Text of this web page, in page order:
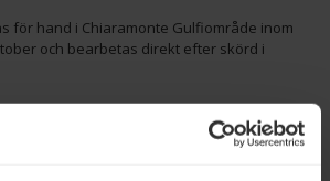
för hand i Chiaramonte Gulfiområde inom
och bearbetas direkt efter skörd i
representerar de finaste uttrycken av
för alla smaker och parningar: en lätt